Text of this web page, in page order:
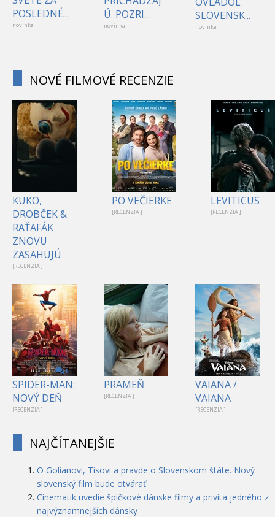
POSLEDNÉ...
novinka
Ú. POZRI...
novinka
SLOVENSK...
novinka
NOVÉ FILMOVÉ RECENZIE
KUKO,
DROBČEK &
RAŤAFÁK
ZNOVU
ZASAHUJÚ
[RECENZIA ]
PO VEČIERKE
[RECENZIA ]
LEVITICUS
[RECENZIA ]
1
SPIDER-MAN:
NOVÝ DEŇ
[RECENZIA ]
PRAMEŇ
[RECENZIA ]
VAIANA /
VAIANA
[RECENZIA ]
NAJČÍTANEJŠIE
O Golianovi, Tisovi a pravde o Slovenskom štáte. Nový
slovenský film bude otvárať
Cinematik uvedie špičkové dánske filmy a privíta jedného z
najvýznamnejších dánsky